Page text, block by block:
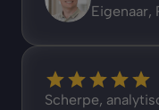
Eigenaar,
Scherpe,